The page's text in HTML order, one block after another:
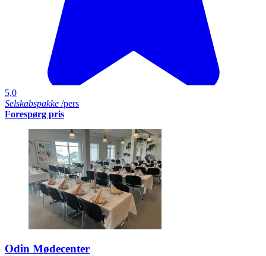
5,0
Selskabspakke /pers
Forespørg pris
Odin Mødecenter